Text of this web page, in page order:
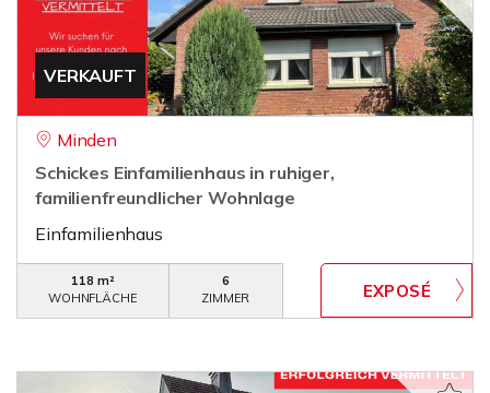
VERKAUFT
Minden
Schickes Einfamilienhaus in ruhiger,
familienfreundlicher Wohnlage
Einfamilienhaus
118 m²
WOHNFLÄCHE
6
ZIMMER